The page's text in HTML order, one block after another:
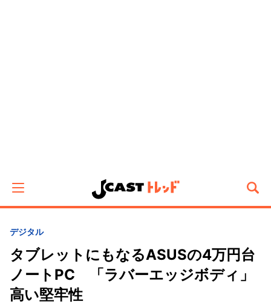
デジタル
タブレットにもなるASUSの4万円台
ノートPC 「ラバーエッジボディ」
高い堅牢性